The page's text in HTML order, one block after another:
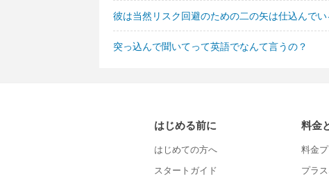
彼は当然リスク回避のための二の矢は仕込んで
突っ込んで聞いてって英語でなんて言うの？
はじめる前に
はじめての方へ
スタートガイド
料金
料金
プラ